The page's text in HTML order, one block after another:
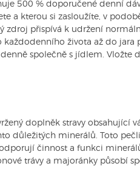
500 % doporučené denní
a kterou si zasloužíte, v
zdroj přispívá k udržení
každodenního života až do jara
společně s jídlem. Vložte
doplněk stravy obsahující
důležitých minerálů. Toto
činnost a funkci
trávy a majoránky působí